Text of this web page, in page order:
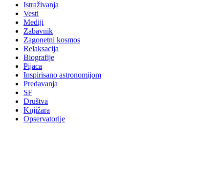
Istraživanja
Vesti
Mediji
Zabavnik
Zagonetni kosmos
Relaksacija
Biografije
Pijaca
Inspirisano astronomijom
Predavanja
SF
Društva
Knjižara
Opservatorije